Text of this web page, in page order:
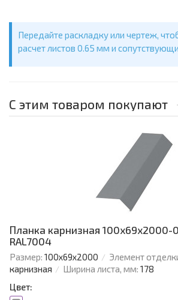
Передайте раскладку или чертеж,
расчет листов 0.65 мм и
С этим товаром покупают
Планка карнизная 100х69х2000-
RAL7004
Размер: 100х69х2000 Элемент
карнизная
Ширина листа, мм: 178
Цвет: